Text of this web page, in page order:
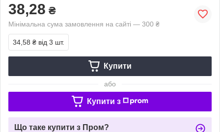
38,28 ₴
Мінімальна сума замовлення на сайті — 300 ₴
34,58 ₴ від 3 шт.
Купити
або
Купити з
Що таке купити з Пром?